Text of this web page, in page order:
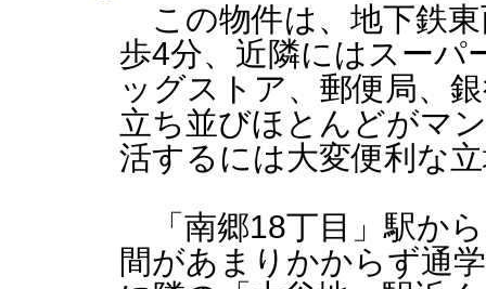
この物件は、地下鉄
歩4分、近隣にはスーパ
ッグストア、郵便局、
立ち並びほとんどがマ
活するには大変便利な
「南郷18丁目」駅か
間があまりかからず通